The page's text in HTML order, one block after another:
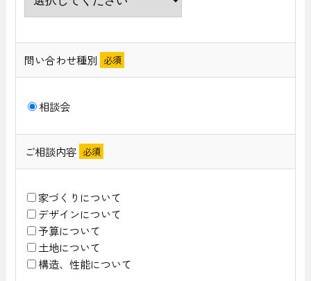
問い合わせ種別
相談会
ご相談内容
家づくりについて
デザインについて
予算について
土地について
構造、性能について